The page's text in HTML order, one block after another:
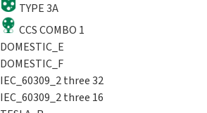
TYPE 3A
CCS COMBO 1
DOMESTIC_E
DOMESTIC_F
IEC_60309_2 three 32
IEC_60309_2 three 16